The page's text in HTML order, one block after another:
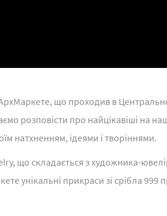
що проходив в
розповісти про найцікавіші на
натхненням, ідеями і творіннями.
що складається з художника-
унікальні прикраси зі срібла 999